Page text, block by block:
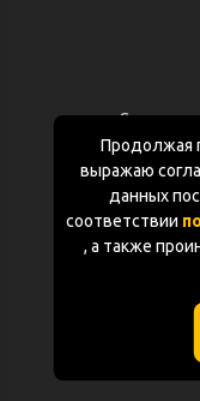
Продолжая
выражаю
данных
соответствии
, а также
Согласие
(с)